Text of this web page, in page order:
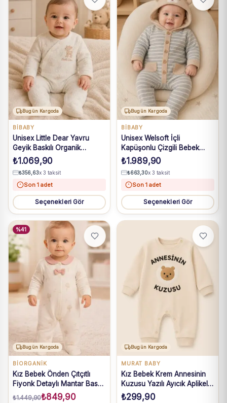
Bugün Kargoda
BIBABY
Unisex Little Dear Yavru
Geyik Baskılı Organik
Pamuklu Ayaklı Tulum 3-9 Ay
₺1.069,90
₺356,63x 3 taksit
Son 1 adet
Seçenekleri Gör
Bugün Kargoda
BIBABY
Unisex Welsoft İçli
Kapüşonlu Çizgili Bebek
Tulum
₺1.989,90
₺663,30x 3 taksit
Son 1 adet
Seçenekleri Gör
%41
Bugün Kargoda
BIORGANIK
Kız Bebek Önden Çıtçıtlı
Fiyonk Detaylı Mantar Baskılı
Ayaklı Tulum 0-3 Ay
₺1.449,90₺849,90
Bugün Kargoda
MURAT BABY
Kız Bebek Krem Annesinin
Kuzusu Yazılı Ayıcık Aplikeli
Uzun Kollu Tulum 3-12 Ay
₺299,90